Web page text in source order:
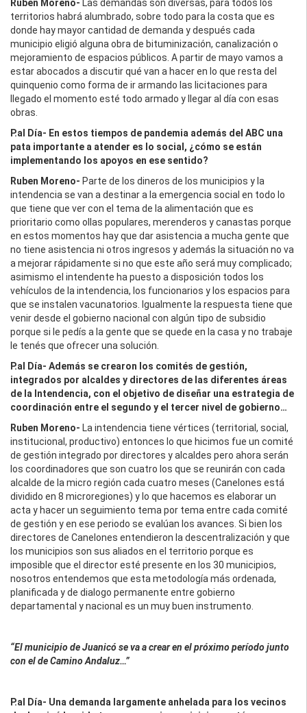
Ruben Moreno- Las demandas son diversas, para todos los
territorios habrá alumbrado, sobre todo para la costa que es
donde hay mayor cantidad de demanda y después cada
municipio eligió alguna obra de bituminización, canalización o
mejoramiento de espacios públicos. A partir de mayo vamos a
estar abocados a discutir qué van a hacer en lo que resta del
quinquenio como forma de ir armando las licitaciones para
llegado el momento esté todo armado y llegar al día con esas
obras.
P.al Día- En estos tiempos de pandemia además del ABC una
pata importante a atender es lo social, ¿cómo se están
implementando los apoyos en ese sentido?
Ruben Moreno- Parte de los dineros de los municipios y la
intendencia se van a destinar a la emergencia social en todo lo
que tiene que ver con el tema de la alimentación que es
prioritario como ollas populares, merenderos y canastas porque
en estos momentos hay que dar asistencia a mucha gente que
no tiene asistencia ni otros ingresos y además la situación no va
a mejorar rápidamente si no que este año será muy complicado;
asimismo el intendente ha puesto a disposición todos los
vehículos de la intendencia, los funcionarios y los espacios para
que se instalen vacunatorios. Igualmente la respuesta tiene que
venir desde el gobierno nacional con algún tipo de subsidio
porque si le pedís a la gente que se quede en la casa y no trabaje
le tenés que ofrecer una solución.
P.al Día- Además se crearon los comités de gestión,
integrados por alcaldes y directores de las diferentes áreas
de la Intendencia, con el objetivo de diseñar una estrategia de
coordinación entre el segundo y el tercer nivel de gobierno…
Ruben Moreno- La intendencia tiene vértices (territorial, social,
institucional, productivo) entonces lo que hicimos fue un comité
de gestión integrado por directores y alcaldes pero ahora serán
los coordinadores que son cuatro los que se reunirán con cada
alcalde de la micro región cada cuatro meses (Canelones está
dividido en 8 microregiones) y lo que hacemos es elaborar un
acta y hacer un seguimiento tema por tema entre cada comité
de gestión y en ese periodo se evalúan los avances. Si bien los
directores de Canelones entendieron la descentralización y que
los municipios son sus aliados en el territorio porque es
imposible que el director esté presente en los 30 municipios,
nosotros entendemos que esta metodología más ordenada,
planificada y de dialogo permanente entre gobierno
departamental y nacional es un muy buen instrumento.
“El municipio de Juanicó se va a crear en el próximo período junto
con el de Camino Andaluz…”
P.al Día- Una demanda largamente anhelada para los vecinos